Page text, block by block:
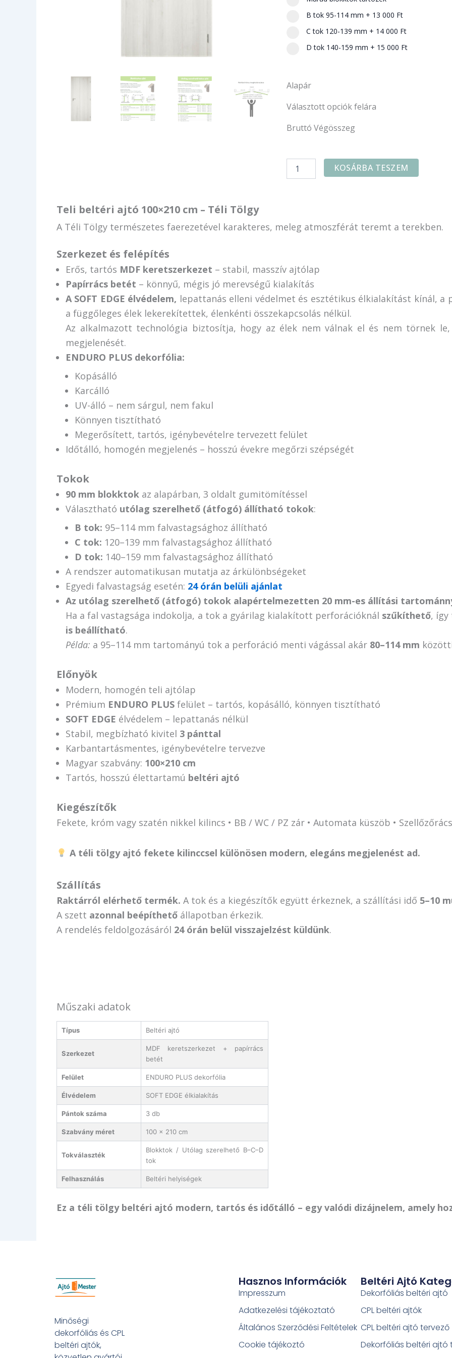
B tok 95-114 mm + 13 000 Ft
C tok 120-139 mm + 14 000 Ft
D tok 140-159 mm + 15 000 Ft
Alapár
Választott opciók felára
Bruttó Végösszeg
KOSÁRBA TESZEM
Teli beltéri ajtó 100×210 cm – Téli Tölgy
A Téli Tölgy természetes faerezetével karakteres, meleg atmoszférát teremt a terekben.
Szerkezet és felépítés
Erős, tartós MDF keretszerkezet – stabil, masszív ajtólap
Papírrács betét – könnyű, mégis jó merevségű kialakítás
A SOFT EDGE élvédelem, lepattanás elleni védelmet és esztétikus élkialakítást kínál, a
a függőleges élek lekerekítettek, élenkénti összekapcsolás nélkül.
Az alkalmazott technológia biztosítja, hogy az élek nem válnak el és nem törnek
megjelenését.
ENDURO PLUS dekorfólia:
Kopásálló
Karcálló
UV-álló – nem sárgul, nem fakul
Könnyen tisztítható
Megerősített, tartós, igénybevételre tervezett felület
Időtálló, homogén megjelenés – hosszú évekre megőrzi szépségét
Tokok
90 mm blokktok az alapárban, 3 oldalt gumitömítéssel
Választható utólag szerelhető (átfogó) állítható tokok:
B tok: 95–114 mm falvastagsághoz állítható
C tok: 120–139 mm falvastagsághoz állítható
D tok: 140–159 mm falvastagsághoz állítható
A rendszer automatikusan mutatja az árkülönbségeket
Egyedi falvastagság esetén: 24 órán belüli ajánlat
Az utólag szerelhető (átfogó) tokok alapértelmezetten 20 mm-es állítási
Ha a fal vastagsága indokolja, a tok a gyárilag kialakított perforációknál szűkíthető, így
is beállítható.
Példa: a 95–114 mm tartományú tok a perforáció menti vágással akár 80–114 mm
Előnyök
Modern, homogén teli ajtólap
Prémium ENDURO PLUS felület – tartós, kopásálló, könnyen tisztítható
SOFT EDGE élvédelem – lepattanás nélkül
Stabil, megbízható kivitel 3 pánttal
Karbantartásmentes, igénybevételre tervezve
Magyar szabvány: 100×210 cm
Tartós, hosszú élettartamú beltéri ajtó
Kiegészítők
Fekete, króm vagy szatén nikkel kilincs • BB / WC / PZ zár • Automata küszöb • Szellőzőrács
A téli tölgy ajtó fekete kilinccsel különösen modern, elegáns megjelenést ad.
Szállítás
Raktárról elérhető termék. A tok és a kiegészítők együtt érkeznek, a szállítási idő 5–10
A szett azonnal beépíthető állapotban érkezik.
A rendelés feldolgozásáról 24 órán belül visszajelzést küldünk.
Műszaki adatok
Típus Beltéri ajtó
Szerkezet
MDF keretszerkezet + papírrács
betét
Felület ENDURO PLUS dekorfólia
Élvédelem SOFT EDGE élkialakítás
Pántok száma 3 db
Szabvány méret 100 × 210 cm
Tokválaszték
Blokktok / Utólag szerelhető B–C–D
tok
Felhasználás Beltéri helyiségek
Ez a téli tölgy beltéri ajtó modern, tartós és időtálló – egy valódi dizájnelem, amely
Minőségi
dekorfóliás és CPL
beltéri ajtók,
Hasznos Információk
Impresszum
Adatkezelési tájékoztató
Általános Szerződési Feltételek
Cookie tájékoztó
Beltéri Ajtó
Dekorfóliás beltéri ajtó
CPL beltéri ajtók
CPL beltéri ajtó tervező
Dekorfóliás beltéri ajtó